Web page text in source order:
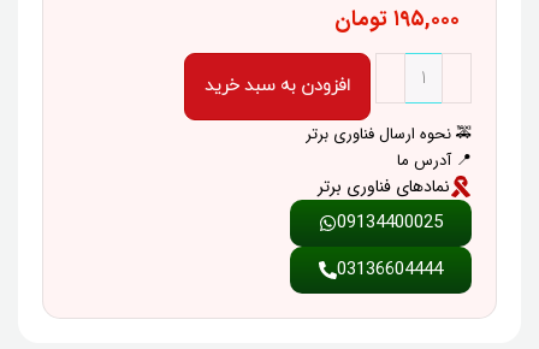
۱۹۵,۰۰۰تومان
افزودن به سبد خرید
🚕 نحوه ارسال فناوری برتر
📍 آدرس ما
نمادهای فناوری برتر
09134400025
03136604444